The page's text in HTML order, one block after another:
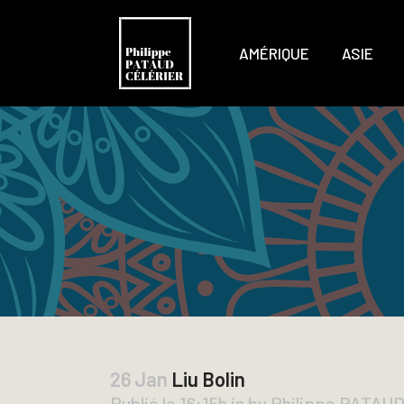
AMÉRIQUE ASIE
26 Jan Liu Bolin